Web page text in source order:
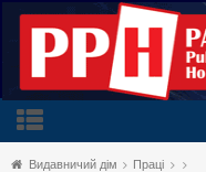
Видавничий дім Праці